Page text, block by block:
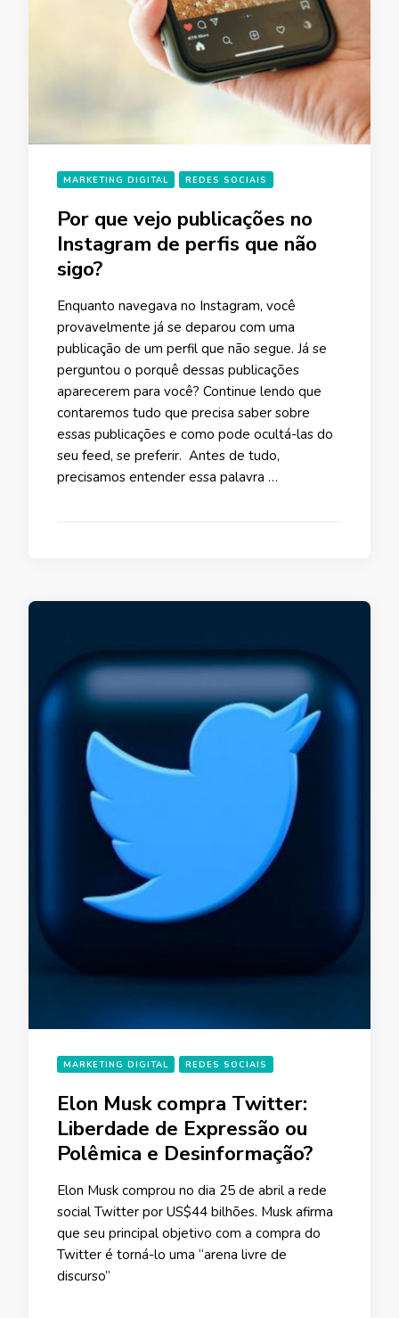
MARKETING DIGITAL REDES SOCIAIS
Por que vejo publicações no
Instagram de perfis que não
sigo?
Enquanto navegava no Instagram, você
provavelmente já se deparou com uma
publicação de um perfil que não segue. Já se
perguntou o porquê dessas publicações
aparecerem para você? Continue lendo que
contaremos tudo que precisa saber sobre
essas publicações e como pode ocultá-las do
seu feed, se preferir. Antes de tudo,
precisamos entender essa palavra …
MARKETING DIGITAL REDES SOCIAIS
Elon Musk compra Twitter:
Liberdade de Expressão ou
Polêmica e Desinformação?
Elon Musk comprou no dia 25 de abril a rede
social Twitter por US$44 bilhões. Musk afirma
que seu principal objetivo com a compra do
Twitter é torná-lo uma “arena livre de
discurso”